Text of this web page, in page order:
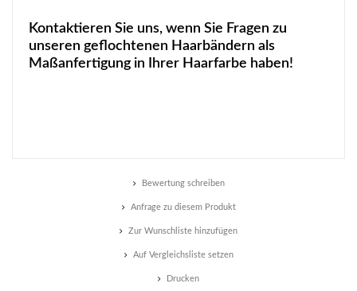
Kontaktieren Sie uns, wenn Sie Fragen zu
unseren geflochtenen Haarbändern als
Maßanfertigung in Ihrer Haarfarbe haben!
Bewertung schreiben
Anfrage zu diesem Produkt
Zur Wunschliste hinzufügen
Auf Vergleichsliste setzen
Drucken